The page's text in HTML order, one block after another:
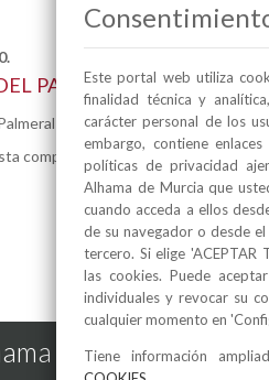
PARTIDO ESPAÑA-
completar aforo.
de Murcia en las
Este portal web utiliza
finalidad técnica y
carácter personal de los
embargo, contiene
políticas de privacidad
Alhama de Murcia que
cuando acceda a ellos
de su navegador o desde
tercero. Si elige
las cookies. Puede
individuales y revocar su
cualquier momento en
Tiene información